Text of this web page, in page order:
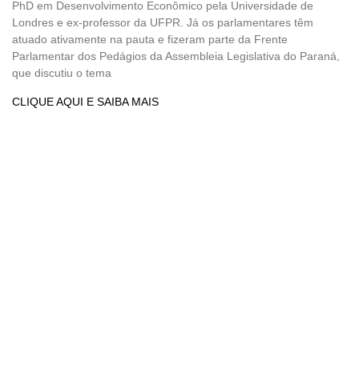
PhD em Desenvolvimento Econômico pela Universidade de
Londres e ex-professor da UFPR. Já os parlamentares têm
atuado ativamente na pauta e fizeram parte da Frente
Parlamentar dos Pedágios da Assembleia Legislativa do Paraná,
que discutiu o tema
CLIQUE AQUI E SAIBA MAIS